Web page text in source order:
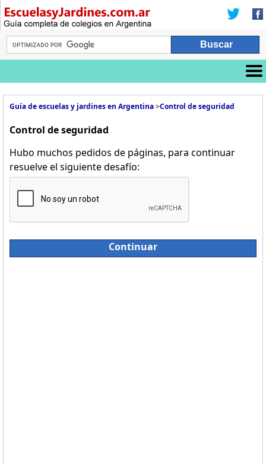
Guía de escuelas y jardines en Argentina>Control de seguridad
Control de seguridad
Hubo muchos pedidos de páginas, para continuar
resuelve el siguiente desafío:
Continuar